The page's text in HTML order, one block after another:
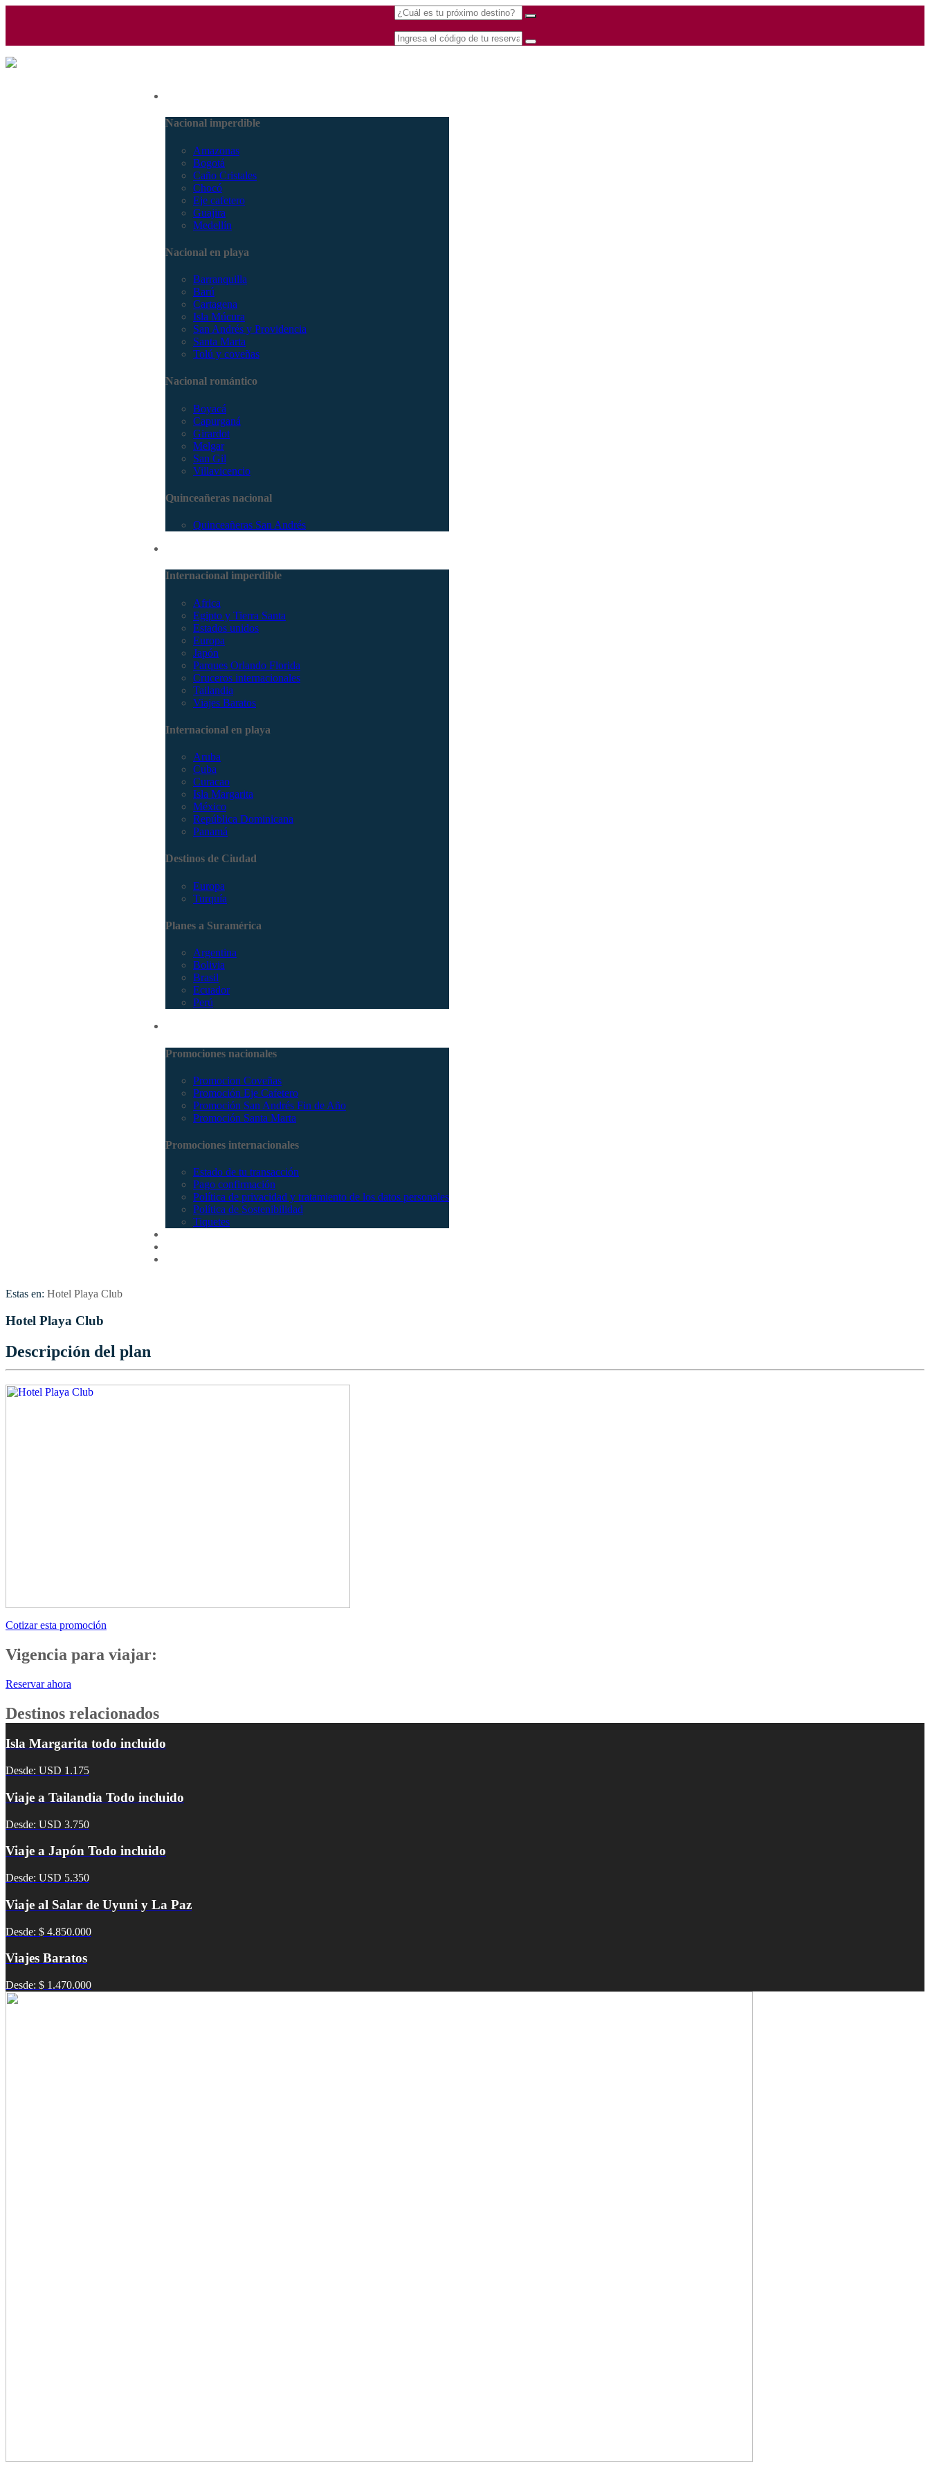
Nacional imperdible
Amazonas
Bogotá
Caño Cristales
Chocó
Eje cafetero
Guajira
Medellín
Nacional en playa
Barranquilla
Barú
Cartagena
Isla Múcura
San Andrés y Providencia
Santa Marta
Tolú y coveñas
Nacional romántico
Boyacá
Capurganá
Girardot
Melgar
San Gil
Villavicencio
Quinceañeras nacional
Quinceañeras San Andrés
Internacional imperdible
Africa
Egipto y Tierra Santa
Estados unidos
Europa
Japón
Parques Orlando Florida
Cruceros internacionales
Tailandia
Viajes Baratos
Internacional en playa
Aruba
Cuba
Curacao
Isla Margarita
México
República Dominicana
Panamá
Destinos de Ciudad
Europa
Turquía
Planes a Suramérica
Argentina
Bolivia
Brasil
Ecuador
Perú
Promociones nacionales
Promocion Coveñas
Promoción Eje Cafetero
Promoción San Andrés Fin de Año
Promoción Santa Marta
Promociones internacionales
Estado de tu transacción
Pago confirmación
Política de privacidad y tratamiento de los datos personales
Política de Sostenibilidad
Tiquetes
Estas en: Hotel Playa Club
Hotel Playa Club
Descripción del plan
Cotizar esta promoción
Vigencia para viajar:
Reservar ahora
Destinos relacionados
Isla Margarita todo incluido
Desde: USD 1.175
Viaje a Tailandia Todo incluido
Desde: USD 3.750
Viaje a Japón Todo incluido
Desde: USD 5.350
Viaje al Salar de Uyuni y La Paz
Desde: $ 4.850.000
Viajes Baratos
Desde: $ 1.470.000